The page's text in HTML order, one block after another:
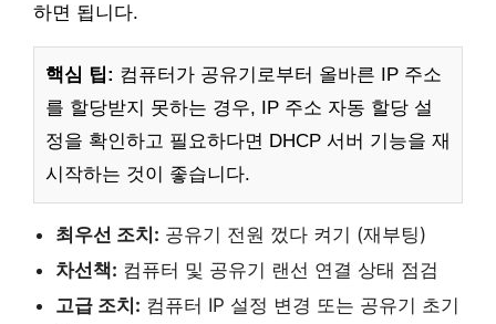
하면 됩니다.
핵심 팁: 컴퓨터가 공유기로부터 올바른 IP 주소
를 할당받지 못하는 경우, IP 주소 자동 할당 설
정을 확인하고 필요하다면 DHCP 서버 기능을 재
시작하는 것이 좋습니다.
최우선 조치: 공유기 전원 껐다 켜기 (재부팅)
차선책: 컴퓨터 및 공유기 랜선 연결 상태 점검
고급 조치: 컴퓨터 IP 설정 변경 또는 공유기 초기